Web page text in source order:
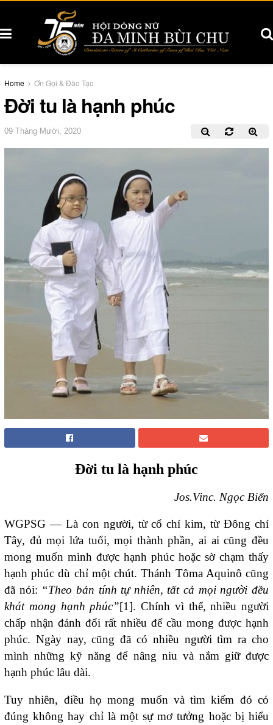
Home Ơn Gọi & Đào Tạo
Đời tu là hạnh phúc
09 Tháng Mười, 2020
Đời tu là hạnh phúc
Jos.Vinc. Ngọc Biển
WGPSG — Là con người, từ cổ chí kim, từ Đông chí
Tây, đủ mọi lứa tuổi, mọi thành phần, ai ai cũng đều
mong muốn mình được hạnh phúc hoặc sờ chạm thấy
hạnh phúc dù chỉ một chút. Thánh Tôma Aquinô cũng
đã nói: “Theo bản tính tự nhiên, tất cả mọi người đều
khát mong hạnh phúc”[1]. Chính vì thế, nhiều người
chấp nhận đánh đổi rất nhiều để cầu mong được hạnh
phúc. Ngày nay, cũng đã có nhiều người tìm ra cho
mình những kỹ năng để nâng niu và nắm giữ được
hạnh phúc lâu dài.
Tuy nhiên, điều họ mong muốn và tìm kiếm đó có
đúng không hay chỉ là một sự mơ tưởng hoặc bị hiểu